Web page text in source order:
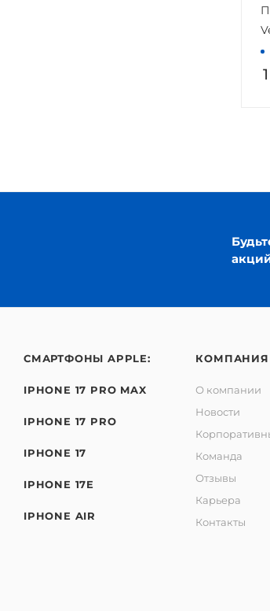
СМАРТФОНЫ APPLE:
IPHONE 17 PRO MAX
IPHONE 17 PRO
IPHONE 17
IPHONE 17E
IPHONE AIR
КОМПАНИЯ
О компании
Новости
Команда
Отзывы
Карьера
Контакты